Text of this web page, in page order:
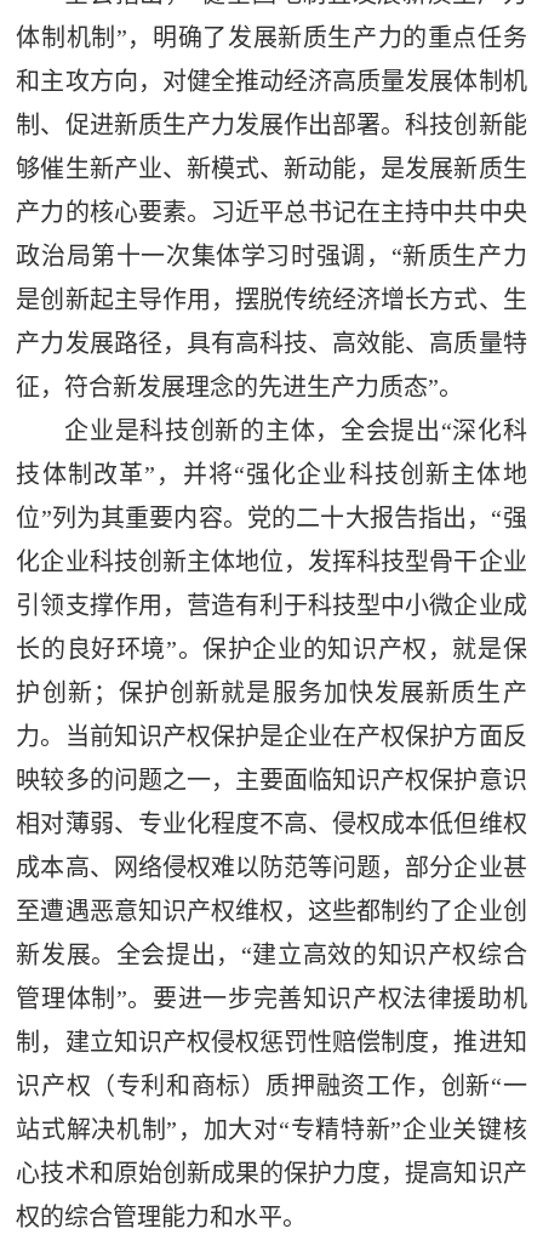
体制机制”，明确了发展新质生产力的重点任务
和主攻方向，对健全推动经济高质量发展体制机
制、促进新质生产力发展作出部署。科技创新能
够催生新产业、新模式、新动能，是发展新质生
产力的核心要素。习近平总书记在主持中共中央
政治局第十一次集体学习时强调，“新质生产力
是创新起主导作用，摆脱传统经济增长方式、生
产力发展路径，具有高科技、高效能、高质量特
征，符合新发展理念的先进生产力质态”。
企业是科技创新的主体，全会提出“深化科
技体制改革”，并将“强化企业科技创新主体地
位”列为其重要内容。党的二十大报告指出，“强
化企业科技创新主体地位，发挥科技型骨干企业
引领支撑作用，营造有利于科技型中小微企业成
长的良好环境”。保护企业的知识产权，就是保
护创新；保护创新就是服务加快发展新质生产
力。当前知识产权保护是企业在产权保护方面反
映较多的问题之一，主要面临知识产权保护意识
相对薄弱、专业化程度不高、侵权成本低但维权
成本高、网络侵权难以防范等问题，部分企业甚
至遭遇恶意知识产权维权，这些都制约了企业创
新发展。全会提出，“建立高效的知识产权综合
管理体制”。要进一步完善知识产权法律援助机
制，建立知识产权侵权惩罚性赔偿制度，推进知
识产权（专利和商标）质押融资工作，创新“一
站式解决机制”，加大对“专精特新”企业关键核
心技术和原始创新成果的保护力度，提高知识产
权的综合管理能力和水平。